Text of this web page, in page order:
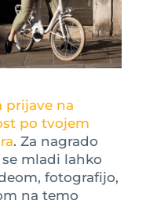
prijave na
po tvojem
. Za nagrado
mladi lahko
fotografijo,
na temo